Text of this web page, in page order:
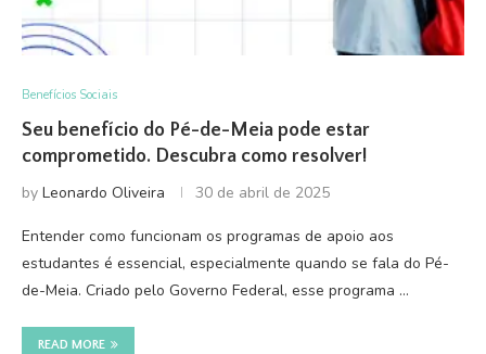
Benefícios Sociais
Seu benefício do Pé-de-Meia pode estar
comprometido. Descubra como resolver!
by Leonardo Oliveira 30 de abril de 2025
Entender como funcionam os programas de apoio aos
estudantes é essencial, especialmente quando se fala do Pé-
de-Meia. Criado pelo Governo Federal, esse programa …
READ MORE